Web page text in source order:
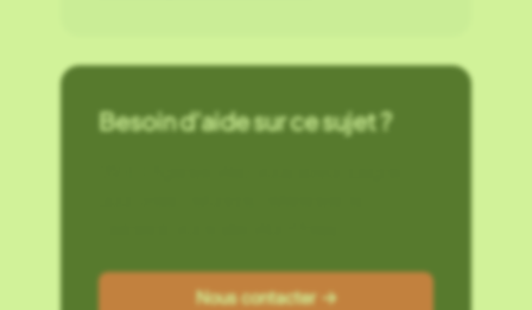
Besoin d’aide sur ce sujet ?
Nous contacter →